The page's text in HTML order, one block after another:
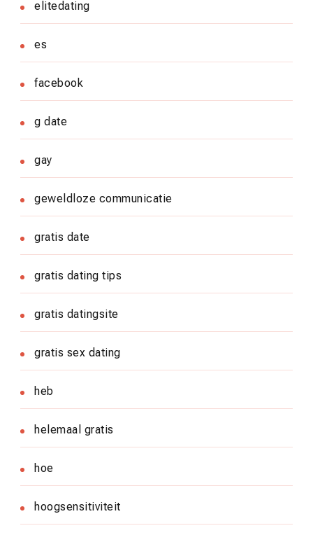
elitedating
es
facebook
g date
gay
geweldloze communicatie
gratis date
gratis dating tips
gratis datingsite
gratis sex dating
heb
helemaal gratis
hoe
hoogsensitiviteit